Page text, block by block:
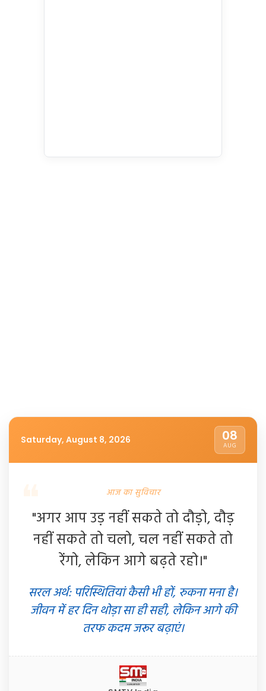
Saturday, August 8, 2026 08
AUG
आज का सुविचार
"अगर आप उड़ नहीं सकते तो दौड़ो, दौड़
नहीं सकते तो चलो, चल नहीं सकते तो
रेंगो, लेकिन आगे बढ़ते रहो।"
सरल अर्थ: परिस्थितियां कैसी भी हों, रुकना मना है।
जीवन में हर दिन थोड़ा सा ही सही, लेकिन आगे की
तरफ कदम जरूर बढ़ाएं।